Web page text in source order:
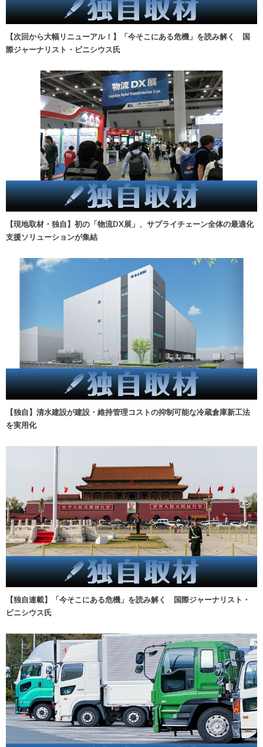
【次回から大幅リニューアル！】「今そこにある危機」を読み解く 国
際ジャーナリスト・ビニシウス氏
【現地取材・独自】初の「物流DX展」、サプライチェーン全体の最適化
支援ソリューションが集結
【独自】清水建設が建設・維持管理コストの抑制可能な冷蔵倉庫新工法
を実用化
【独自連載】「今そこにある危機」を読み解く 国際ジャーナリスト・
ビニシウス氏